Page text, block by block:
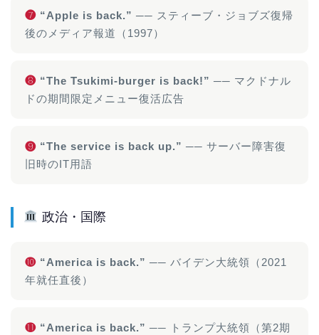
❼ “Apple is back.” ── スティーブ・ジョブズ復帰
後のメディア報道（1997）
❽ “The Tsukimi-burger is back!” ── マクドナル
ドの期間限定メニュー復活広告
❾ “The service is back up.” ── サーバー障害復
旧時のIT用語
政治・国際
❿ “America is back.” ── バイデン大統領（2021
年就任直後）
⓫ “America is back.” ── トランプ大統領（第2期